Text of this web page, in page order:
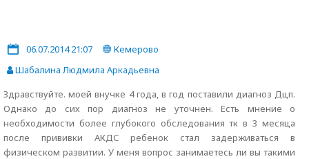
06.07.2014 21:07
Кемерово
Шабалина Людмила Аркадьевна
Здравствуйте. моей внучке 4 года, в год поставили диагноз Дцп.
Однако до сих пор диагноз не уточнен. Есть мнение о
необходимости более глубокого обследования тк в 3 месяца
после прививки АКДС ребенок стал задерживаться в
физическом развитии. У меня вопрос занимаетесь ли вы такими